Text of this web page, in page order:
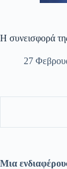
Η συνεισφορά
27
Μια